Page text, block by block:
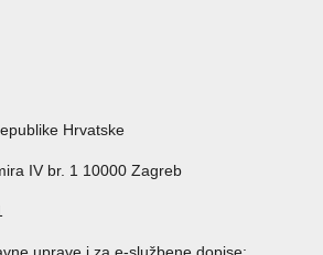
Hrvatske
IV br. 1 10000 Zagreb